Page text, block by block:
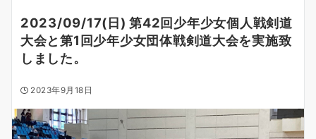
2023/09/17(日) 第42回少年少女個人戦剣道
大会と第1回少年少女団体戦剣道大会を実施致
しました。
2023年9月18日